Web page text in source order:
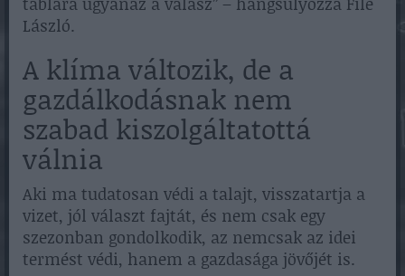
László.
A klíma változik, de a
gazdálkodásnak nem
szabad kiszolgáltatottá
válnia
Aki ma tudatosan védi a talajt, visszatartja a
vizet, jól választ fajtát, és nem csak egy
szezonban gondolkodik, az nemcsak az idei
termést védi, hanem a gazdasága jövőjét is.